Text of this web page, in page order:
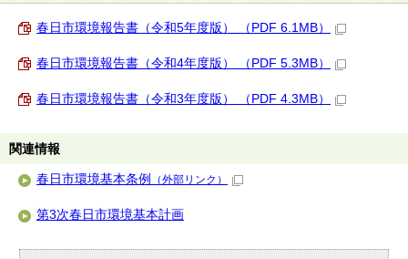
春日市環境報告書（令和5年度版） （PDF 6.1MB）
春日市環境報告書（令和4年度版） （PDF 5.3MB）
春日市環境報告書（令和3年度版） （PDF 4.3MB）
関連情報
春日市環境基本条例 （外部リンク）
第3次春日市環境基本計画